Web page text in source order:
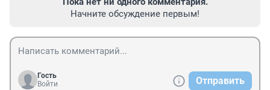
Начните обсуждение первым!
Гость
Войти
Отправить